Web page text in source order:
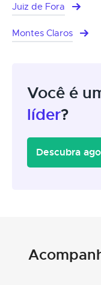
Juiz de Fora
Montes Claros
Você é
líder?
Descubra